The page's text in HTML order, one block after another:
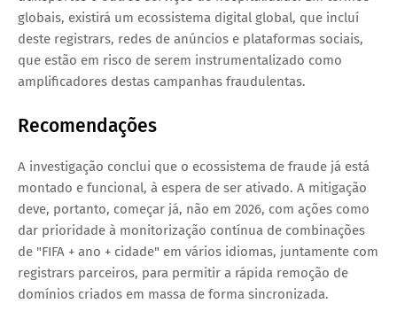
globais, existirá um ecossistema digital global, que incluí
deste registrars, redes de anúncios e plataformas sociais,
que estão em risco de serem instrumentalizado como
amplificadores destas campanhas fraudulentas.
Recomendações
A investigação conclui que o ecossistema de fraude já está
montado e funcional, à espera de ser ativado. A mitigação
deve, portanto, começar já, não em 2026, com ações como
dar prioridade à monitorização contínua de combinações
de "FIFA + ano + cidade" em vários idiomas, juntamente com
registrars parceiros, para permitir a rápida remoção de
domínios criados em massa de forma sincronizada.